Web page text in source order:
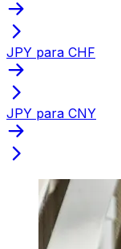
JPY para CHF
JPY para CNY